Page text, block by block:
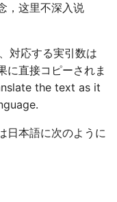
，这里不深入说
対応する実引数は
に直接コピーされま
the text as it
日本語に次のように